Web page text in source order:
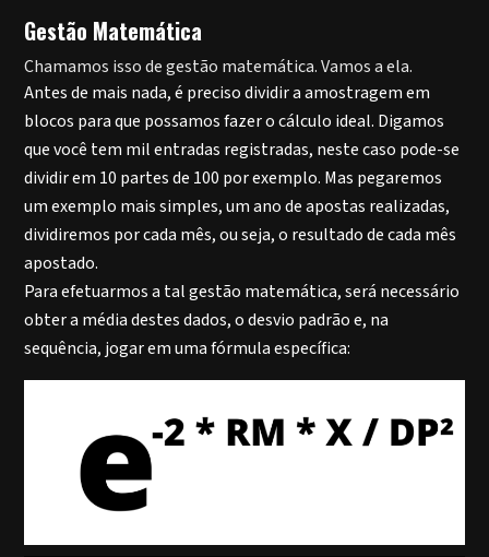
Gestão Matemática
Chamamos isso de gestão matemática. Vamos a ela.
Antes de mais nada, é preciso dividir a amostragem em
blocos para que possamos fazer o cálculo ideal. Digamos
que você tem mil entradas registradas, neste caso pode-se
dividir em 10 partes de 100 por exemplo. Mas pegaremos
um exemplo mais simples, um ano de apostas realizadas,
dividiremos por cada mês, ou seja, o resultado de cada mês
apostado.
Para efetuarmos a tal gestão matemática, será necessário
obter a média destes dados, o desvio padrão e, na
sequência, jogar em uma fórmula específica: